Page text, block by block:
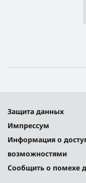
Защита данных
Импрессум
Информация о
возможностями
Сообщить о помехе